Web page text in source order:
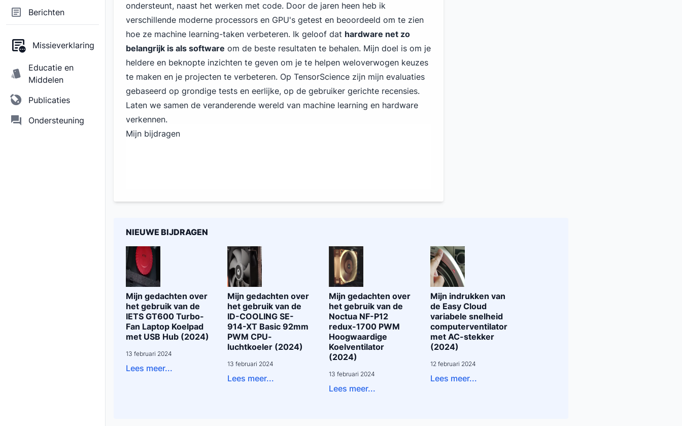
Berichten
Missieverklaring
Educatie en
Middelen
Publicaties
Ondersteuning
ondersteunt, naast het werken met code. Door de jaren heen heb ik
verschillende moderne processors en GPU's getest en beoordeeld om te zien
hoe ze machine learning-taken verbeteren. Ik geloof dat hardware net zo
belangrijk is als software om de beste resultaten te behalen. Mijn doel is om je
heldere en beknopte inzichten te geven om je te helpen weloverwogen keuzes
te maken en je projecten te verbeteren. Op TensorScience zijn mijn evaluaties
gebaseerd op grondige tests en eerlijke, op de gebruiker gerichte recensies.
Laten we samen de veranderende wereld van machine learning en hardware
verkennen.
Mijn bijdragen
NIEUWE BIJDRAGEN
Mijn gedachten over
het gebruik van de
IETS GT600 Turbo-
Fan Laptop Koelpad
met USB Hub (2024)
13 februari 2024
Lees meer...
Mijn gedachten over
het gebruik van de
ID-COOLING SE-
914-XT Basic 92mm
PWM CPU-
luchtkoeler (2024)
13 februari 2024
Lees meer...
Mijn gedachten over
het gebruik van de
Noctua NF-P12
redux-1700 PWM
Hoogwaardige
Koelventilator
(2024)
13 februari 2024
Lees meer...
Mijn indrukken van
de Easy Cloud
variabele snelheid
computerventilator
met AC-stekker
(2024)
12 februari 2024
Lees meer...